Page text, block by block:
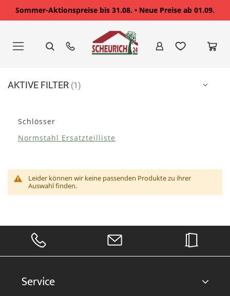
Sommer-Aktionspreise bis 31.08. • Neue Preise ab 01.09.
springen
Schlösser
Normstahl Ersatzteilliste
Leider können wir keine passenden Produkte zu ihrer
Auswahl finden.
AKTIVE FILTER
Service